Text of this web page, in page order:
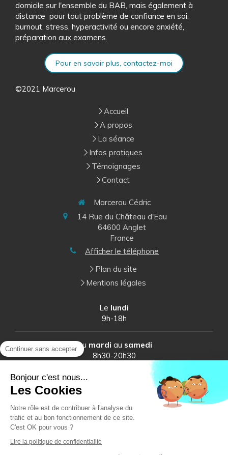
domicile sur l'ensemble du BAB, mais également à
distance pour tout problème de confiance en soi,
burnout, stress, hyperactivité ou encore anxiété,
préparation aux examens.
Pour en savoir plus, contactez-moi
©2021 Marcerou
Accueil
A propos
La séance
Infos pratiques
Témoignages
Contact
Marcerou Cédric
14 Rue du Château d'Eau
64600 Anglet
France
Afficher le téléphone
Plan du site
Mentions légales
Le lundi
9h-18h
Du mardi au samedi
8h30-20h30
Continuer sans accepter
Bonjour c'est nous...
Les Cookies
Notre rôle est de contribuer à l'analyse du
trafic et au bon fonctionnement de ce site.
C'est OK pour vous ?
Lire la politique de confidentialité